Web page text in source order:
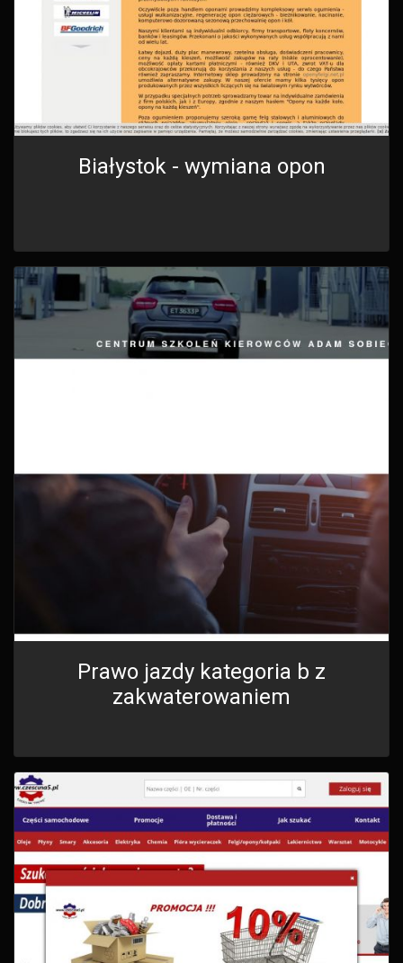
Białystok - wymiana opon
Prawo jazdy kategoria b z
zakwaterowaniem